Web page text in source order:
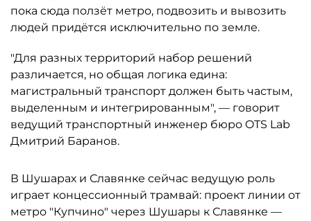
пока сюда ползёт метро, подвозить и вывозить
людей придётся исключительно по земле.
"Для разных территорий набор решений
различается, но общая логика едина:
магистральный транспорт должен быть частым,
выделенным и интегрированным", — говорит
ведущий транспортный инженер бюро OTS Lab
Дмитрий Баранов.
В Шушарах и Славянке сейчас ведущую роль
играет концессионный трамвай: проект линии от
метро "Купчино" через Шушары к Славянке —